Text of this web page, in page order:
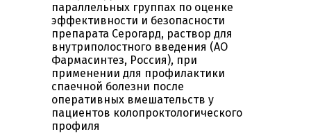
параллельных группах по оценке
эффективности и безопасности
препарата Серогард, раствор для
внутриполостного введения (АО
Фармасинтез, Россия), при
применении для профилактики
спаечной болезни после
оперативных вмешательств у
пациентов колопроктологического
профиля